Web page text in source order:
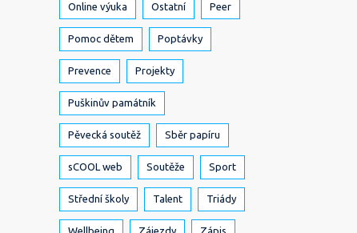
Online výuka Ostatní Peer
Pomoc dětem Poptávky
Prevence Projekty
Puškinův památník
Pěvecká soutěž Sběr papíru
sCOOL web Soutěže Sport
Střední školy Talent Triády
Wellbeing Zájezdy Zápis